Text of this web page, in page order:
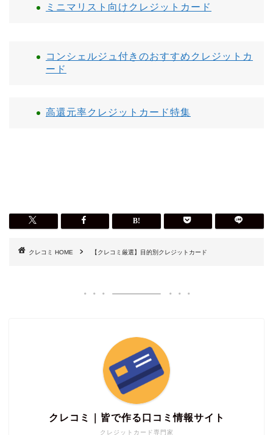
ミニマリスト向けクレジットカード
コンシェルジュ付きのおすすめクレジットカ
ード
高還元率クレジットカード特集
HOME 【クレコミ厳選】目的別クレジットカード
クレジットカード専門家
クレコミ｜皆で作る口コミ情報サイト